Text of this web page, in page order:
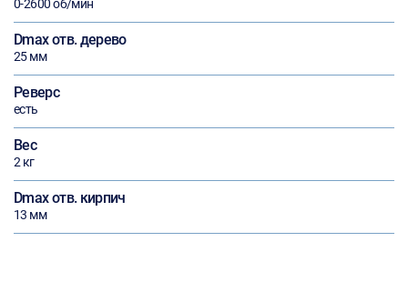
0-2600 об/мин
Dmax отв. дерево
25 мм
Реверс
есть
Вес
2 кг
Dmax отв. кирпич
13 мм